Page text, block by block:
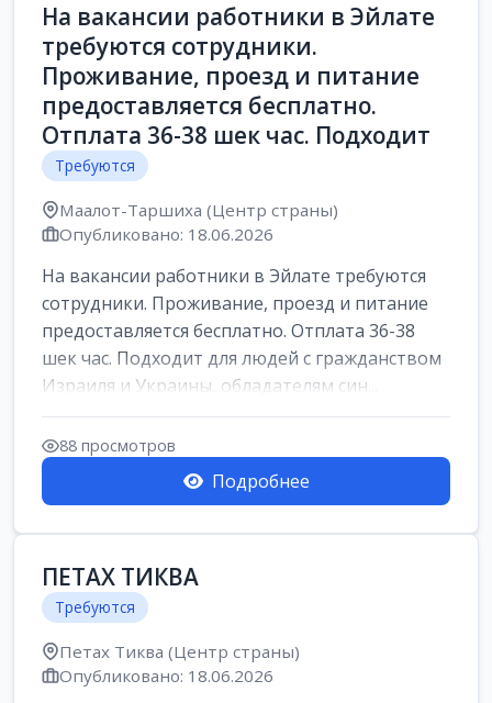
На вакансии работники в Эйлате
требуются сотрудники.
Проживание, проезд и питание
предоставляется бесплатно.
Отплата 36-38 шек час. Подходит
Требуются
Маалот-Таршиха (Центр страны)
Опубликовано: 18.06.2026
На вакансии работники в Эйлате требуются
сотрудники. Проживание, проезд и питание
предоставляется бесплатно. Отплата 36-38
шек час. Подходит для людей с гражданством
Израиля и Украины, обладателям син...
88 просмотров
Подробнее
ПЕТАХ ТИКВА
Требуются
Петах Тиква (Центр страны)
Опубликовано: 18.06.2026